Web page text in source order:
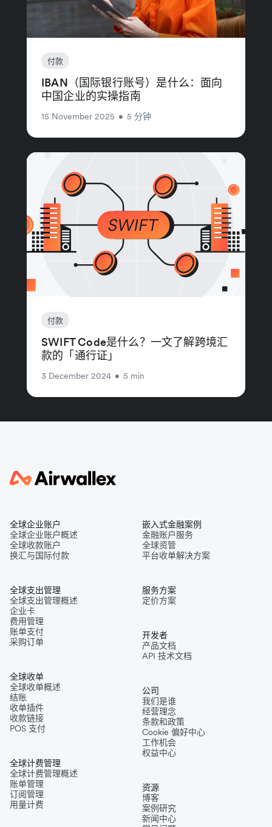
付款
IBAN（国际银行账号）是什么：面向
中国企业的实操指南
15 November 2025 • 5 分钟
付款
SWIFT Code是什么？一文了解跨境汇
款的「通行证」
3 December 2024 • 5 min
全球企业账户
全球企业账户概述
全球收款账户
换汇与国际付款
全球支出管理
全球支出管理概述
企业卡
费用管理
账单支付
采购订单
全球收单
全球收单概述
结账
收单插件
收款链接
POS 支付
全球计费管理
全球计费管理概述
账单管理
订阅管理
用量计费
嵌入式金融案例
金融账户服务
全球资管
平台收单解决方案
服务方案
定价方案
开发者
产品文档
API 技术文档
公司
我们是谁
经营理念
条款和政策
Cookie 偏好中心
工作机会
权益中心
资源
博客
案例研究
新闻中心